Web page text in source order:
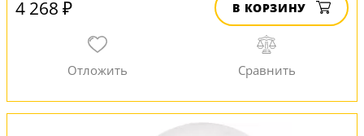
4 268 ₽ В КОРЗИНУ